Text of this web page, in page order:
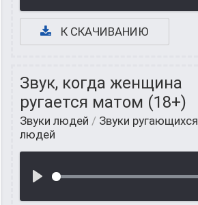
К СКАЧИВАНИЮ
Звук, когда женщина
ругается матом (18+)
Звуки людей / Звуки ругающихся
людей